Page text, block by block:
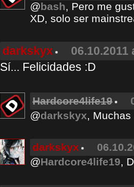
@bash, Pero me
XD, solo ser
darkskyx
06.10.2011
Sí... Felicidades :D
Hardcore4life19
@darkskyx,
darkskyx
@Hardcore4life19,